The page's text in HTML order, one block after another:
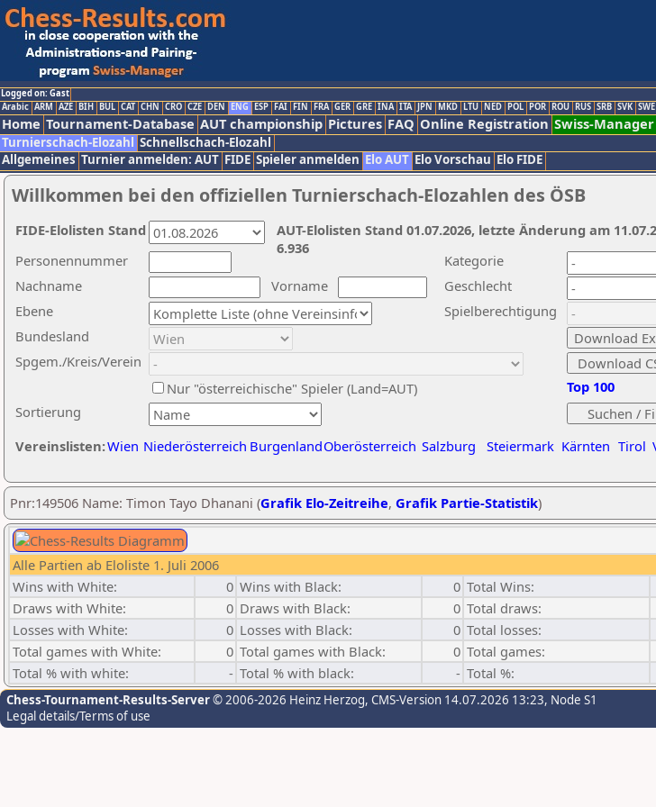
Logged on: Gast
Arabic ARM AZE BIH BUL CAT CHN CRO CZE DEN ENG ESP FAI FIN FRA GER GRE INA ITA JPN MKD LTU NED POL POR ROU RUS SRB SVK SWE
Home Tournament-Database AUT championship Pictures FAQ Online Registration Swiss-Manager
Turnierschach-Elozahl Schnellschach-Elozahl
Allgemeines Turnier anmelden: AUT FIDE Spieler anmelden Elo AUT Elo Vorschau Elo FIDE
Willkommen bei den offiziellen Turnierschach-Elozahlen des ÖSB
Nachname
Vorname
Ebene
Kategorie
Sortierung
Personennummer
Bundesland
Spgem./Kreis/Verein
Geschlecht
Nur "österreichische" Spieler (Land=AUT)
Spielberechtigung
Vereinslisten:Wien Niederösterreich BurgenlandOberösterreich Salzburg Steiermark Kärnten Tirol
Top 100
AUT-Elolisten Stand 01.07.2026, letzte Änderung am
6.936
FIDE-Elolisten Stand
Pnr:149506 Name: Timon Tayo Dhanani (Grafik Elo-Zeitreihe, Grafik Partie-Statistik)
Alle Partien ab Eloliste 1. Juli 2006
Wins with White:
0 Wins with Black: 0 Total Wins:
Draws with White:
0 Draws with Black: 0 Total draws:
Losses with White:
0 Losses with Black: 0 Total losses:
Total games with White:
0 Total games with Black: 0 Total games:
Total % with white:
- Total % with black: - Total %:
Chess-Tournament-Results-Server© 2006-2026 Heinz Herzog, CMS-Version 14.07.2026 13:23, Node S1
Legal details/Terms of use